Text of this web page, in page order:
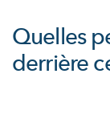
Quelles
derrière